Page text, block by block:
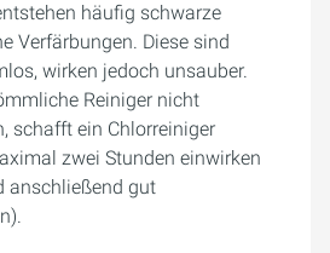
häufig schwarze
Verfärbungen. Diese sind
wirken jedoch unsauber.
Reiniger nicht
schafft ein Chlorreiniger
zwei Stunden einwirken
anschließend gut